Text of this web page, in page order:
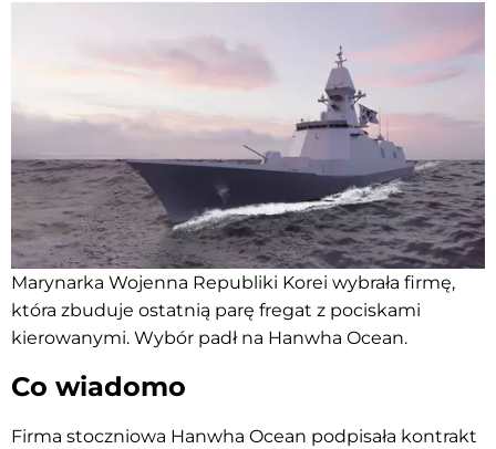
Marynarka Wojenna Republiki Korei wybrała firmę,
która zbuduje ostatnią parę fregat z pociskami
kierowanymi. Wybór padł na Hanwha Ocean.
Co wiadomo
Firma stoczniowa Hanwha Ocean podpisała kontrakt